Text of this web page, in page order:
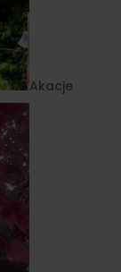
Akacje